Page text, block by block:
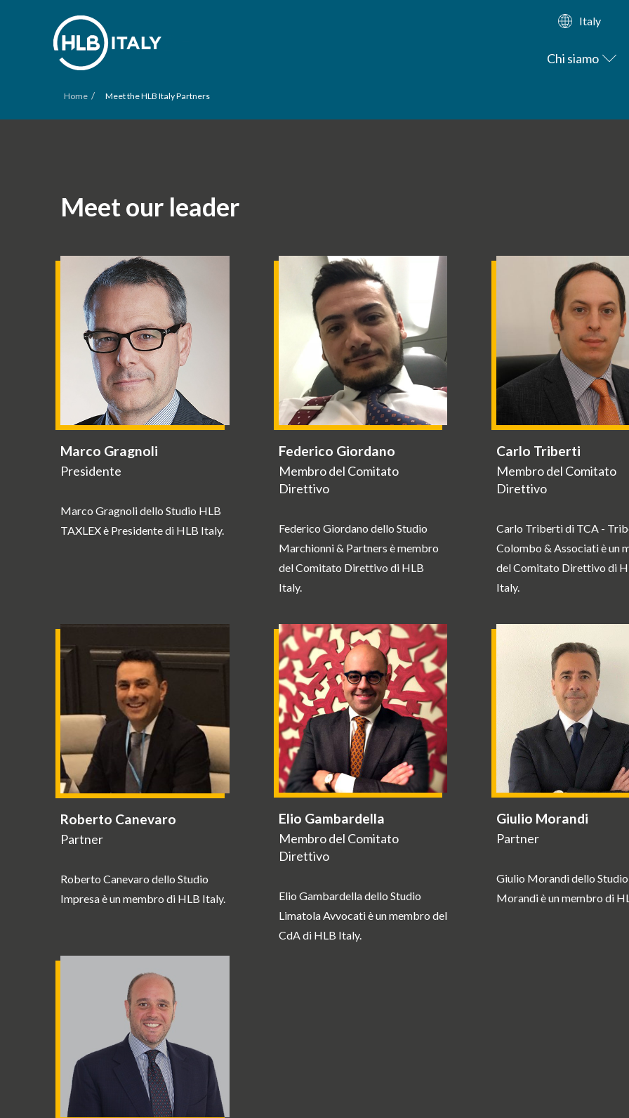
Italy
Chi siamo
Home / Meet the HLB Italy Partners
Meet our leader
Marco Gragnoli
Presidente
Marco Gragnoli dello Studio HLB
TAXLEX è Presidente di HLB Italy.
Federico Giordano
Membro del Comitato
Direttivo
Federico Giordano dello Studio
Marchionni & Partners è membro
del Comitato Direttivo di HLB
Italy.
Carlo Triberti
Membro del Comitato
Direttivo
Carlo Triberti di TCA -
Colombo & Associati è un
del Comitato Direttivo di
Italy.
Roberto Canevaro
Partner
Roberto Canevaro dello Studio
Impresa è un membro di HLB Italy.
Elio Gambardella
Membro del Comitato
Direttivo
Elio Gambardella dello Studio
Limatola Avvocati è un membro del
CdA di HLB Italy.
Giulio Morandi
Partner
Giulio Morandi dello Studio
Morandi è un membro di